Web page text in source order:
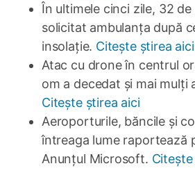
În ultimele cinci zile, 32
solicitat ambulanța după
insolație. Citește știrea aici
Atac cu drone în centrul
om a decedat și mai mulți
Citește știrea aici
Aeroporturile, băncile și
întreaga lume raportează
Anunțul Microsoft.